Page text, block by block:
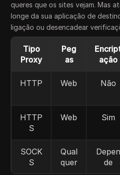
queres que os sites vejam. Mas
longe da sua aplicação de
ligação ou desencadear
Tipo
Proxy
Peg
as
ação
HTTP Web Não
HTTP
S
Web Sim
SOCK
S
Qual
quer
Depen
de